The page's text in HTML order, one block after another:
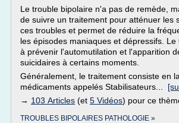
Le trouble bipolaire n'a pas de remède,
de suivre un traitement pour atténuer les
ces troubles et permet de réduire la
les épisodes maniaques et dépressifs.
à prévenir l'automutilation et l'apparition
suicidaires à certains moments.
Généralement, le traitement consiste en
médicaments appelés Stabilisateurs...
→ 103 Articles (et 5 Vidéos) pour ce
TROUBLES BIPOLAIRES PATHOLOGIE »